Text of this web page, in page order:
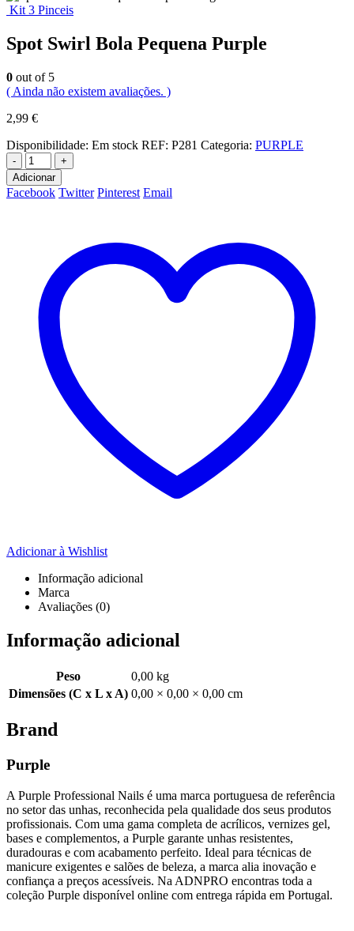
Kit 3 Pinceis
Spot Swirl Bola Pequena Purple
0 out of 5
( Ainda não existem avaliações. )
2,99 €
Disponibilidade: Em stock REF: P281 Categoria: PURPLE
-
+
Adicionar
Facebook Twitter Pinterest Email
Adicionar à Wishlist
Informação adicional
Marca
Avaliações (0)
Informação adicional
Peso
0,00 kg
Dimensões (C x L x A) 0,00 × 0,00 × 0,00 cm
Brand
Purple
A Purple Professional Nails é uma marca portuguesa de referência
no setor das unhas, reconhecida pela qualidade dos seus produtos
profissionais. Com uma gama completa de acrílicos, vernizes gel,
bases e complementos, a Purple garante unhas resistentes,
duradouras e com acabamento perfeito. Ideal para técnicas de
manicure exigentes e salões de beleza, a marca alia inovação e
confiança a preços acessíveis. Na ADNPRO encontras toda a
coleção Purple disponível online com entrega rápida em Portugal.